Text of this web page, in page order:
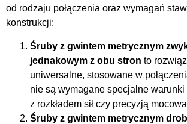
od rodzaju połączenia oraz wymagań
konstrukcji:
Śruby z gwintem metrycznym
jednakowym z obu stron to
uniwersalne, stosowane w
nie są wymagane specjalne
z rozkładem sił czy precyzją
Śruby z gwintem metrycznym